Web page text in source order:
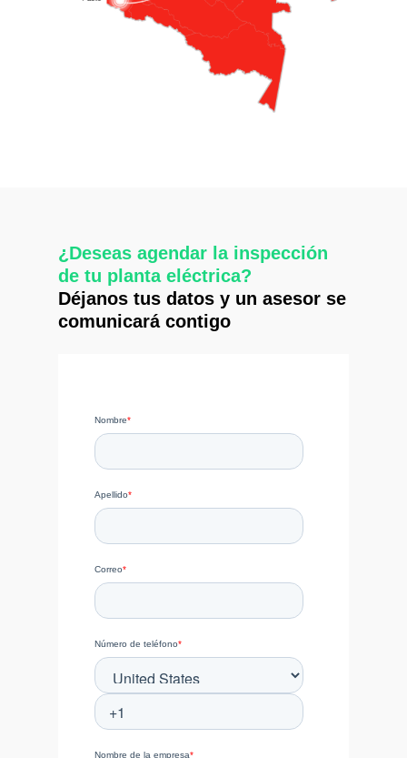
¿Deseas agendar la inspección
de tu planta eléctrica?
Déjanos tus datos y un asesor se
comunicará contigo